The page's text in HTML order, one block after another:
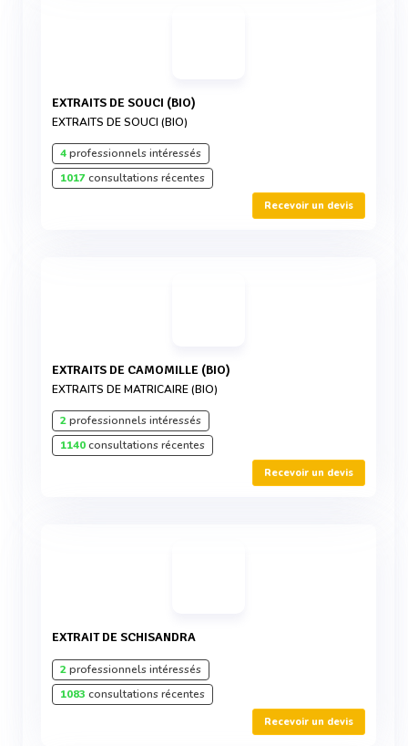
EXTRAITS DE SOUCI (BIO)
EXTRAITS DE SOUCI (BIO)
4professionnels intéressés
1017consultations récentes
Recevoir un devis
EXTRAITS DE CAMOMILLE (BIO)
EXTRAITS DE MATRICAIRE (BIO)
2professionnels intéressés
1140consultations récentes
Recevoir un devis
EXTRAIT DE SCHISANDRA
2professionnels intéressés
1083 consultations récentes
Recevoir un devis